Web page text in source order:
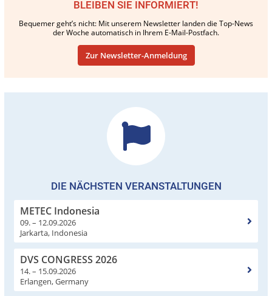
BLEIBEN SIE INFORMIERT!
Bequemer geht’s nicht: Mit unserem Newsletter landen die Top-News
der Woche automatisch in Ihrem E-Mail-Postfach.
Zur Newsletter-Anmeldung
DIE NÄCHSTEN VERANSTALTUNGEN
METEC Indonesia
09. – 12.09.2026
Jarkarta, Indonesia
DVS CONGRESS 2026
14. – 15.09.2026
Erlangen, Germany